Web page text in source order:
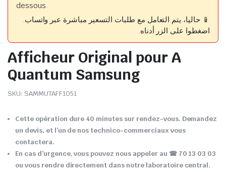
dessous.
📱 حاليا، يتم التعامل مع طلبات التسعير مباشرة عبر واتساب.
اضغطوا على الزر أدناه.
Afficheur Original pour A
Quantum Samsung
SKU: SAMMUTAFF1051
Cette opération dure 40 minutes sur rendez-vous. Demandez
un devis, et l’un de nos technico-commerciaux vous
contactera.
En cas d’urgence, vous pouvez nous appeler au ☎ 70 13 03 03
ou vous rendre directement dans notre laboratoire central.